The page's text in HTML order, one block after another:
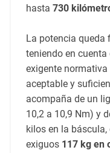
hasta 730
La potencia queda
teniendo en
exigente
aceptable y
acompaña de un
10,2 a 10,9 Nm) y
kilos en la
exiguos 117 kg en